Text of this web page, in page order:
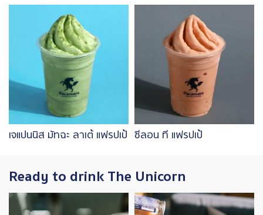
เจแปนนิส มัทฉะ ลาเต้ แฟรปเป้ ซีลอน ที แฟรปเป้
Ready to drink The Unicorn
Image Image